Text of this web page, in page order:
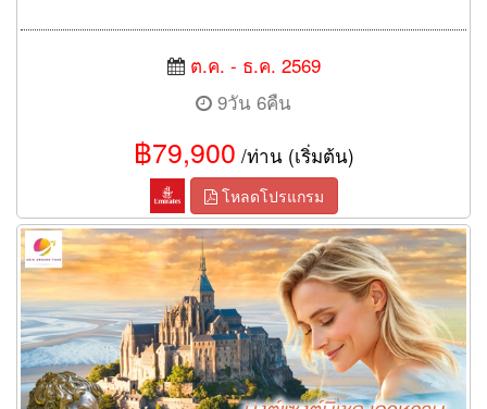
ต.ค. - ธ.ค. 2569
9วัน 6คืน
฿79,900 /ท่าน (เริ่มต้น)
โหลดโปรแกรม
ทัวร์ยุโรป มงต์แซงต์มิเชล เอวหวาน ฝรั่งเศส เบลเยียม เนเธอร์แลนด์
8 วัน 5 คืน